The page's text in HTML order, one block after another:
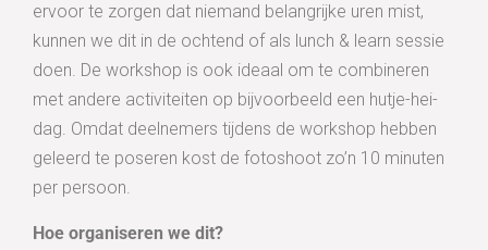
ervoor te zorgen dat niemand belangrijke uren mist,
kunnen we dit in de ochtend of als lunch & learn sessie
doen. De workshop is ook ideaal om te combineren
met andere activiteiten op bijvoorbeeld een hutje-hei-
dag. Omdat deelnemers tijdens de workshop hebben
geleerd te poseren kost de fotoshoot zo’n 10 minuten
per persoon.
Hoe organiseren we dit?